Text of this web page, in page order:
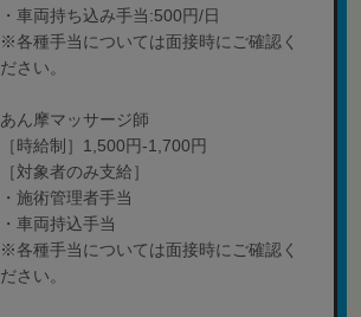
・車両持ち込み手当:500円/日
※各種手当については面接時にご確認く
ださい。
あん摩マッサージ師
［時給制］1,500円-1,700円
［対象者のみ支給］
・施術管理者手当
・車両持込手当
※各種手当については面接時にご確認く
ださい。